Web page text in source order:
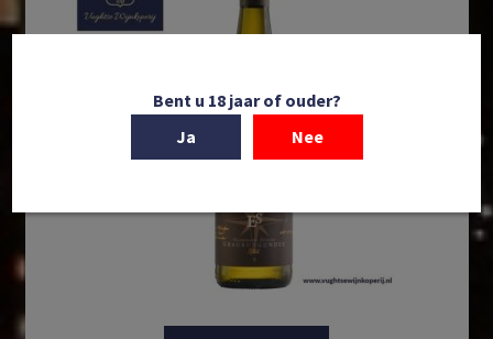
Bent u 18 jaar of ouder?
Ja
Nee